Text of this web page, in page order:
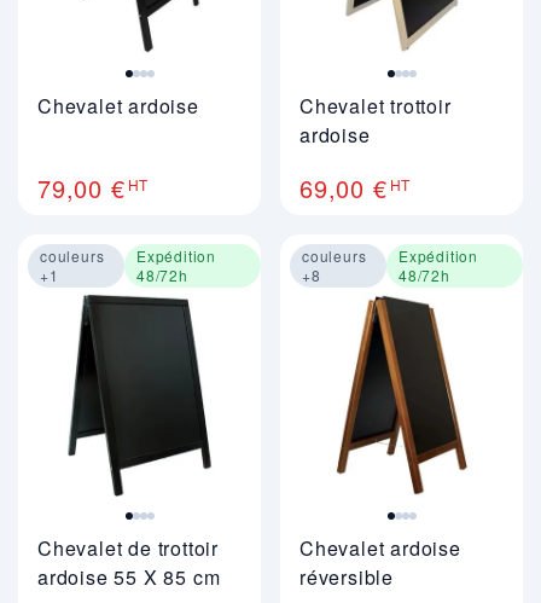
Chevalet ardoise
79,00 € HT
Chevalet trottoir
ardoise
69,00 € HT
couleurs
+1
Expédition
48/72h
Image 1 sur 4
Chevalet de trottoir
ardoise 55 X 85 cm
couleurs
+8
Expédition
48/72h
Image 1 sur 4
Chevalet ardoise
réversible